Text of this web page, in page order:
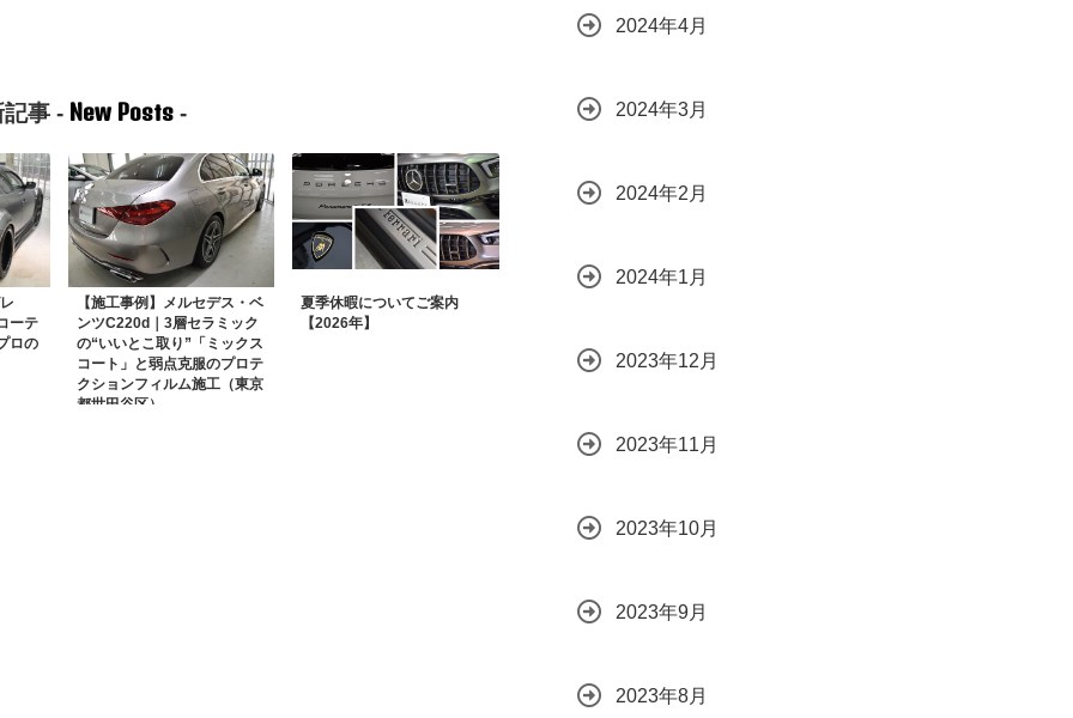
事 - New Posts -
ーテ
ロの
【施工事例】メルセデス・ベ
ンツC220d｜3層セラミック
の“いいとこ取り”「ミックス
コート」と弱点克服のプロテ
クションフィルム施工（東京
都世田谷区）
夏季休暇についてご案内
【2026年】
2024年4月
2024年3月
2024年2月
2024年1月
2023年12月
2023年11月
2023年10月
2023年9月
2023年8月